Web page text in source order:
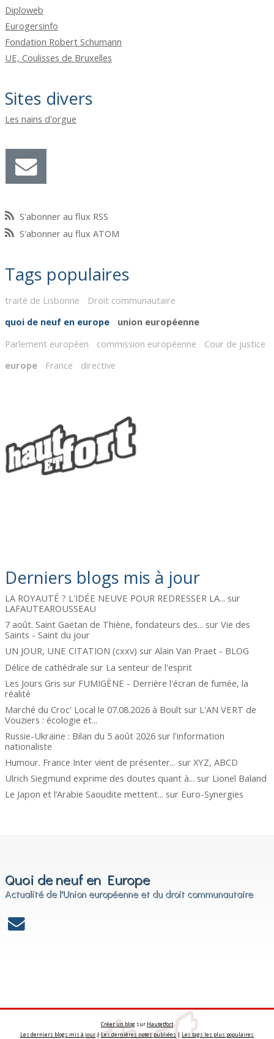
Diploweb
Eurogersinfo
Fondation Robert Schumann
UE, Coulisses de Bruxelles
Sites divers
Les nains d'orgue
S'abonner au flux RSS
S'abonner au flux ATOM
Tags populaires
traité de Lisbonne
Droit communautaire
quoi de neuf en europe
union européenne
Parlement européen
commission européenne
Cour de justice
europe
France directive
Derniers blogs mis à jour
LA ROYAUTÉ ? L'IDÉE NEUVE POUR REDRESSER LA... sur
LAFAUTEAROUSSEAU
7 août. Saint Gaëtan de Thiène, fondateurs des... surVie des
Saints - Saint du jour
UN JOUR, UNE CITATION (cxxv) surAlain Van Praet - BLOG
Délice de cathédrale sur La senteur de l'esprit
Les Jours Gris sur FUMIGÈNE - Derrière l'écran de fumée, la
réalité
Marché du Croc' Local le 07.08.2026 à Boult sur L'AN VERT de
Vouziers : écologie et...
Russie-Ukraine : Bilan du 5 août 2026 surl'information
nationaliste
Humour. France Inter vient de présenter... surXYZ, ABCD
Ulrich Siegmund exprime des doutes quant à... sur Lionel Baland
Le Japon et l’Arabie Saoudite mettent... sur Euro-Synergies
Quoi de neuf en Europe
Actualité de l'Union européenne et du droit communautaire
Créer un blog sur Hautetfort
Les derniers blogs mis à jour|Les dernières notes publiées | Les tags les plus populaires